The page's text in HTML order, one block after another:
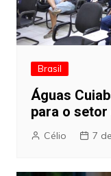
Brasil
Águas
para o setor
Célio 7